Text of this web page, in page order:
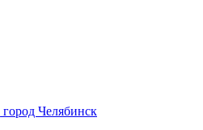
город Челябинск